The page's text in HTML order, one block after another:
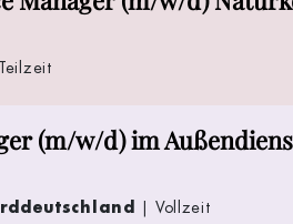
(m/w/d) im
| Vollzeit